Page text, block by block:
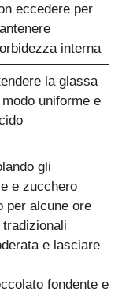
eccedere per
interna
la glassa
modo uniforme e
gli
e zucchero
per alcune ore
e lasciare
fondente e